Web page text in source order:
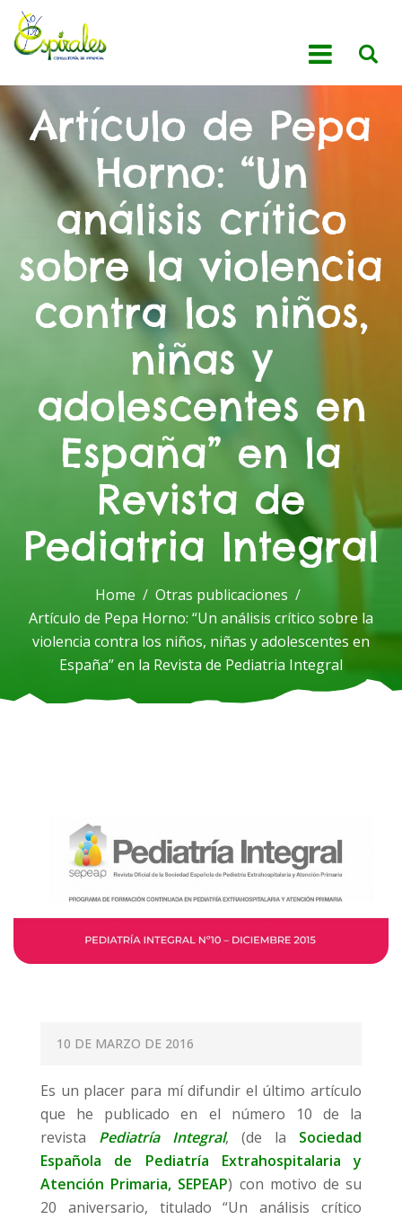
Artículo de Pepa
Horno: “Un
análisis crítico
sobre la violencia
contra los niños,
niñas y
adolescentes en
España” en la
Revista de
Pediatria Integral
Home
Otras publicaciones
Artículo de Pepa Horno: “Un análisis crítico sobre la
violencia contra los niños, niñas y adolescentes en
España” en la Revista de Pediatria Integral
P
S
T
E
D
O
10 DE MARZO DE 2016
Es un placer para mí difundir el último artículo
que he publicado en el número 10 de la
revista Pediatría Integral, (de la Sociedad
Española de Pediatría Extrahospitalaria y
Atención Primaria, SEPEAP) con motivo de su
20 aniversario, titulado “Un análisis crítico